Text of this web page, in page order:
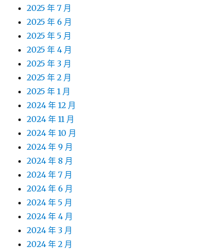
2025 年 7 月
2025 年 6 月
2025 年 5 月
2025 年 4 月
2025 年 3 月
2025 年 2 月
2025 年 1 月
2024 年 12 月
2024 年 11 月
2024 年 10 月
2024 年 9 月
2024 年 8 月
2024 年 7 月
2024 年 6 月
2024 年 5 月
2024 年 4 月
2024 年 3 月
2024 年 2 月